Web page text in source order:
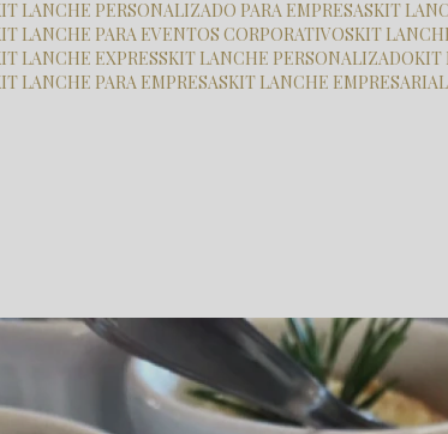
KIT LANCHE PERSONALIZADO PARA EMPRESAS KIT
KIT LANCHE PARA EVENTOS CORPORATIVOS KIT
KIT LANCHE EXPRESS KIT LANCHE PERSONALIZADO
KIT LANCHE PARA EMPRESAS KIT LANCHE EMPRESARIAL